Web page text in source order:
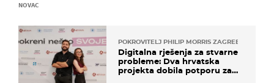
NOVAC
POKROVITELJ PHILIP MORRIS ZAGREB
Digitalna rješenja za stvarne
probleme: Dva hrvatska
projekta dobila potporu za